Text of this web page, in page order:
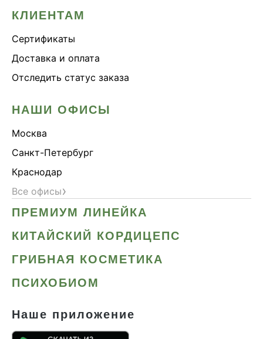
КЛИЕНТАМ
Сертификаты
Доставка и оплата
Отследить статус заказа
НАШИ ОФИСЫ
Москва
Санкт-Петербург
Краснодар
Все офисы›
ПРЕМИУМ ЛИНЕЙКА
КИТАЙСКИЙ КОРДИЦЕПС
ГРИБНАЯ КОСМЕТИКА
ПСИХОБИОМ
Наше приложение